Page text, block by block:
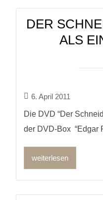
DER
ALS
6. April 2011
Die DVD “Der
der DVD-Box “Edgar
weiterlesen